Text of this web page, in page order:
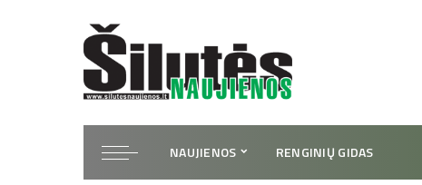
NAUJIENOS RENGINIŲ GIDAS